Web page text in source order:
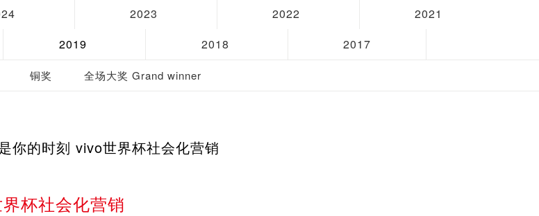
2023 2022
2021
2019 2018 2017
铜奖 全场大奖 Grand winner
你的时刻 vivo世界杯社会化营销
杯社会化营销